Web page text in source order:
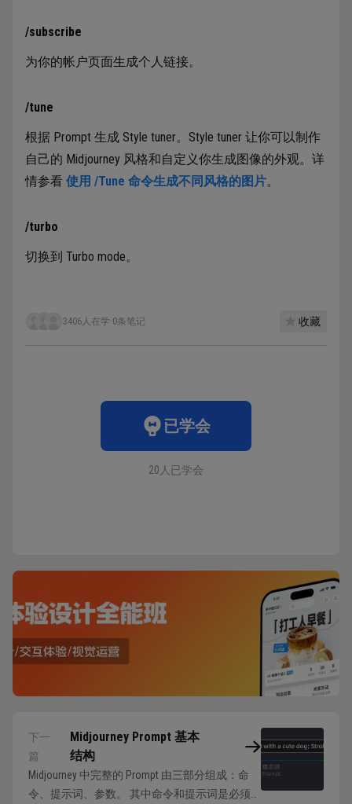
/subscribe
为你的帐户页面生成个人链接。
/tune
根据 Prompt 生成 Style tuner。Style tuner 让你可以制作
自己的 Midjourney 风格和自定义你生成图像的外观。详
情参看 使用 /Tune 命令生成不同风格的图片。
/turbo
切换到 Turbo mode。
3406人在学·0条笔记 收藏
已学会
20人已学会
下一
篇
Midjourney Prompt 基本
结构
Midjourney 中完整的 Prompt 由三部分组成：命
令、提示词、参数。 其中命令和提示词是必须